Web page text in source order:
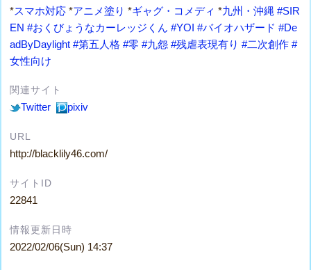
*スマホ対応 *アニメ塗り *ギャグ・コメディ *九州・沖縄 #SIR
EN #おくびょうなカーレッジくん #YOI #バイオハザード #De
adByDaylight #第五人格 #零 #九怨 #残虐表現有り #二次創作 #
女性向け
関連サイト
Twitter pixiv
URL
http://blacklily46.com/
サイトID
22841
情報更新日時
2022/02/06(Sun) 14:37